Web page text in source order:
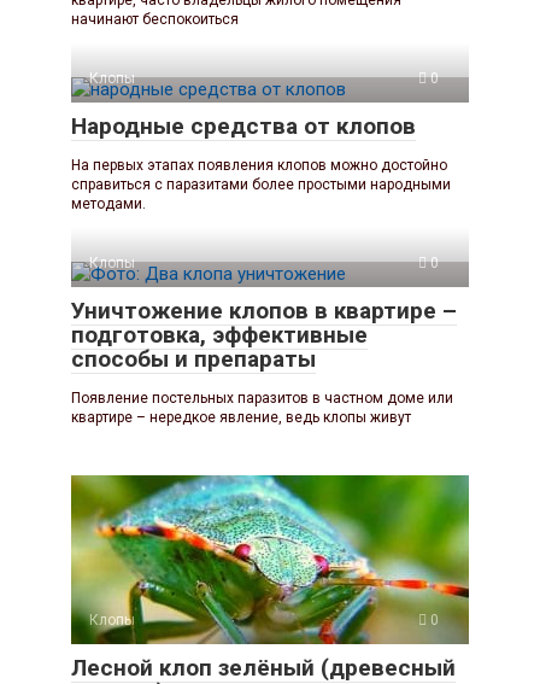
начинают беспокоиться
Клопы 0
Народные средства от клопов
На первых этапах появления клопов можно достойно
справиться с паразитами более простыми народными
методами.
Клопы 0
Уничтожение клопов в квартире –
подготовка, эффективные
способы и препараты
Появление постельных паразитов в частном доме или
квартире – нередкое явление, ведь клопы живут
Клопы 0
Лесной клоп зелёный (древесный